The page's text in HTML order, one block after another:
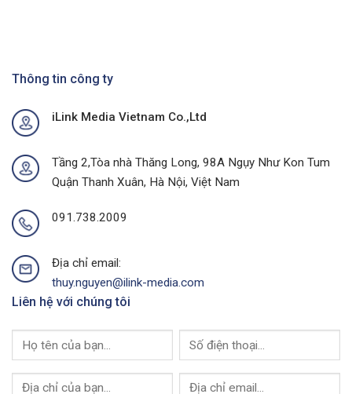
Tại
Buôn
Thuột
Quảng
Link
Media
Thông tin công ty
iLink Media Vietnam Co.,Ltd
Tầng 2,Tòa nhà Thăng Long, 98A Ngụy Như Kon Tum
Quận Thanh Xuân, Hà Nội, Việt Nam
091.738.2009
Địa chỉ email:
thuy.nguyen@ilink-media.com
Liên hệ với chúng tôi